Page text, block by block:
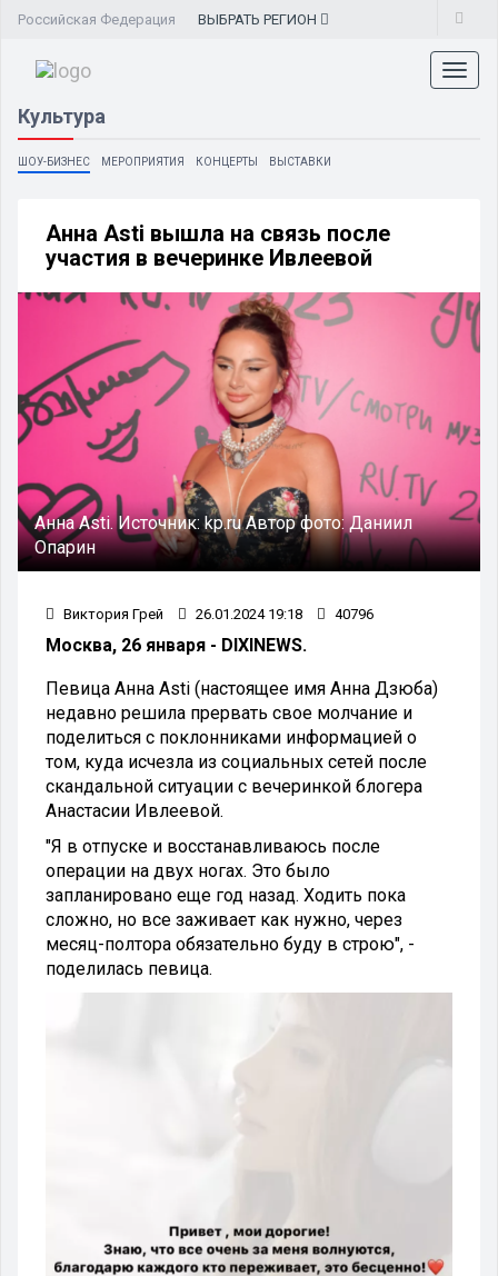
Российская Федерация ВЫБРАТЬ РЕГИОН
Культура
ШОУ-БИЗНЕС МЕРОПРИЯТИЯ КОНЦЕРТЫ ВЫСТАВКИ
Анна Asti вышла на связь после
участия в вечеринке Ивлеевой
Анна Asti.Источник:kp.ruАвтор фото:Даниил
Опарин
Виктория Грей 26.01.2024 19:18 40796
Москва, 26 января - DIXINEWS.
Певица Анна Asti (настоящее имя Анна Дзюба)
недавно решила прервать свое молчание и
поделиться с поклонниками информацией о
том, куда исчезла из социальных сетей после
скандальной ситуации с вечеринкой блогера
Анастасии Ивлеевой.
"Я в отпуске и восстанавливаюсь после
операции на двух ногах. Это было
запланировано еще год назад. Ходить пока
сложно, но все заживает как нужно, через
месяц-полтора обязательно буду в строю", -
поделилась певица.